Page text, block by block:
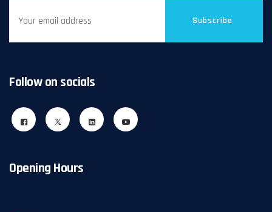
Subscribe
Follow on socials
Opening Hours